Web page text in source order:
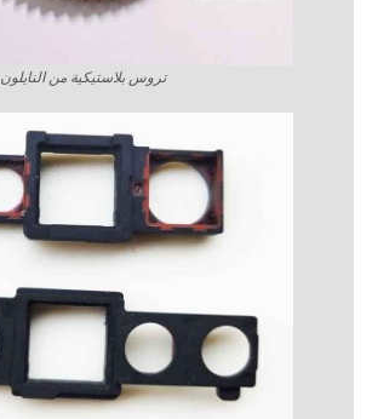
تروس بلاستيكية من النايلون